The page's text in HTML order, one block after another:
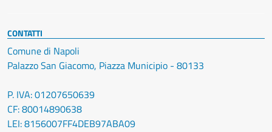
CONTATTI
Comune di Napoli
Palazzo San Giacomo, Piazza Municipio - 80133
P. IVA: 01207650639
CF: 80014890638
LEI: 8156007FF4DEB97ABA09